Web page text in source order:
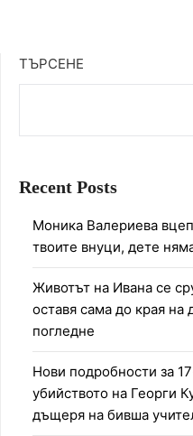
ТЪРСЕНЕ
Recent Posts
Моника Валериева
твоите внуци, дете
Животът на Ивана се
оставя сама до края
погледне
Нови подробности за
убийството на Георги
дъщеря на бивша